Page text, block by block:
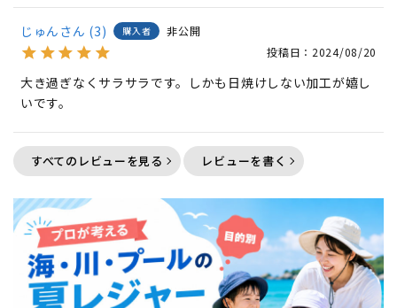
じゅん 3 購入者
非公開
投稿日
2024/08/20
大き過ぎなくサラサラです。しかも日焼けしない加工が嬉し
すべてのレビューを見る レビューを書く